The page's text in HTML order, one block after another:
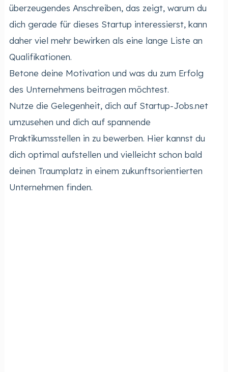
überzeugendes Anschreiben, das zeigt, warum du
dich gerade für dieses Startup interessierst, kann
daher viel mehr bewirken als eine lange Liste an
Qualifikationen.
Betone deine Motivation und was du zum Erfolg
des Unternehmens beitragen möchtest.
Nutze die Gelegenheit, dich auf Startup-Jobs.net
umzusehen und dich auf spannende
Praktikumsstellen in zu bewerben. Hier kannst du
dich optimal aufstellen und vielleicht schon bald
deinen Traumplatz in einem zukunftsorientierten
Unternehmen finden.